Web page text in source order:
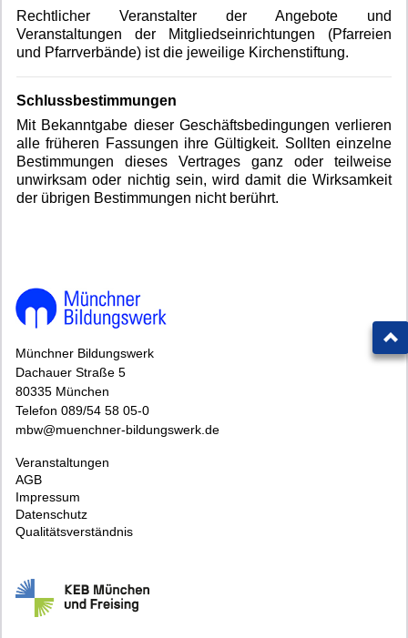
Rechtlicher Veranstalter der Angebote und
Veranstaltungen der Mitgliedseinrichtungen (Pfarreien
und Pfarrverbände) ist die jeweilige Kirchenstiftung.
Schlussbestimmungen
Mit Bekanntgabe dieser Geschäftsbedingungen verlieren
alle früheren Fassungen ihre Gültigkeit. Sollten einzelne
Bestimmungen dieses Vertrages ganz oder teilweise
unwirksam oder nichtig sein, wird damit die Wirksamkeit
der übrigen Bestimmungen nicht berührt.
Münchner Bildungswerk
Dachauer Straße 5
80335 München
Telefon 089/54 58 05-0
mbw@muenchner-bildungswerk.de
Veranstaltungen
AGB
Impressum
Datenschutz
Qualitätsverständnis